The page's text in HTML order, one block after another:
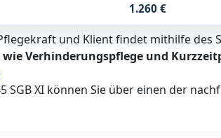
1.260 €
und Klient findet mithilfe des
Verhinderungspflege und
SGB XI können Sie über einen der